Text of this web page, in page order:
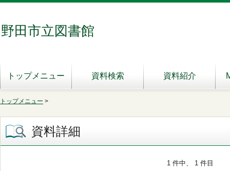
野田市立図書館
トップメニュー 資料検索 資料紹介
トップメニュー >
資料詳細
1 件中、 1 件目